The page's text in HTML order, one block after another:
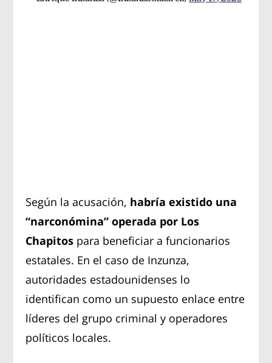
Según la acusación, habría existido una
“narconómina” operada por Los
Chapitos para beneficiar a funcionarios
estatales. En el caso de Inzunza,
autoridades estadounidenses lo
identifican como un supuesto enlace entre
líderes del grupo criminal y operadores
políticos locales.